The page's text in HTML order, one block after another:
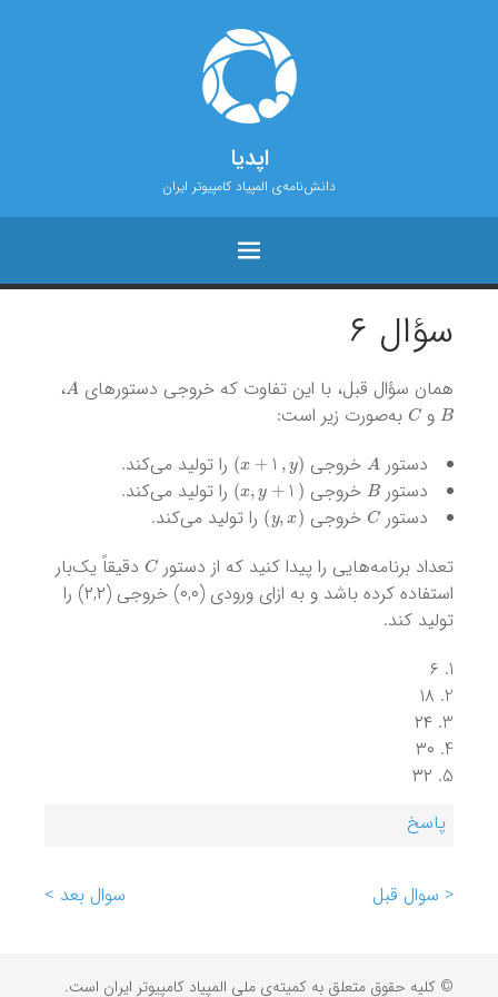
اپدیا
دانش‌نامه‌ی المپیاد کامپیوتر ایران
سؤال ۶
همان سؤال قبل، با این تفاوت که خروجی دستورهای A ، BوCبه‌صورت زیر است:
دستور A خروجی 1 y
) را تولید می‌کند.
دستور B خروجی (
x, + 1
) را تولید می‌کند.
دستور C خروجی (
y x
) را تولید می‌کند.
تعداد برنامه‌هایی را پیدا کنید که از دستور C دقیقاً یک‌بار
استفاده کرده باشد و به ازای ورودی (۰,۰) خروجی (۲,۲) را
تولید کند.
۶
۱۸
۲۴
۳۰
۳۲
پاسخ
< سوال قبل سوال بعد >
© کلیه حقوق متعلق به کمیته‌ی ملی المپیاد کامپیوتر ایران است.